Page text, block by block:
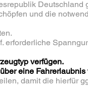
Deutschland
und die
verfügen.
eine Fahrerlaubnis
damit die hierfür